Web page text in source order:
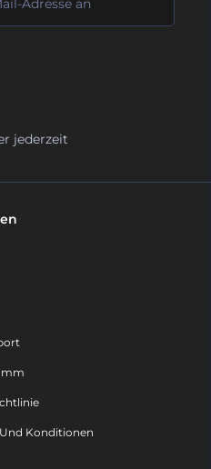
jederzeit
Konditionen